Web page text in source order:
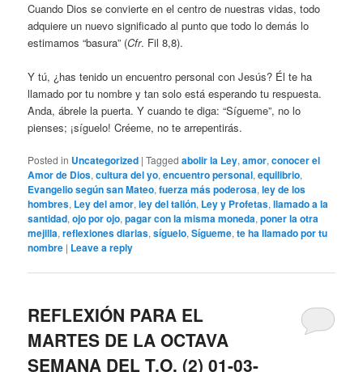
Cuando Dios se convierte en el centro de nuestras vidas, todo
adquiere un nuevo significado al punto que todo lo demás lo
estimamos “basura” (Cfr. Fil 8,8).
Y tú, ¿has tenido un encuentro personal con Jesús? Él te ha
llamado por tu nombre y tan solo está esperando tu respuesta.
Anda, ábrele la puerta. Y cuando te diga: “Sígueme”, no lo
pienses; ¡síguelo! Créeme, no te arrepentirás.
Posted in Uncategorized |Tagged abolir la Ley,amor,conocer el
Amor de Dios,cultura del yo,encuentro personal,equilibrio,
Evangelio según san Mateo,fuerza más poderosa,ley de los
hombres, Ley del amor,ley del talión, Ley y Profetas,llamado a la
santidad,ojo por ojo,pagar con la misma moneda,poner la otra
mejilla,reflexiones diarias,síguelo,Sígueme,te ha llamado por tu
nombre | Leave a reply
REFLEXIÓN PARA EL
MARTES DE LA OCTAVA
SEMANA DEL T.O. (2) 01-03-